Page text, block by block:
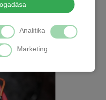
Analitika
Marketing